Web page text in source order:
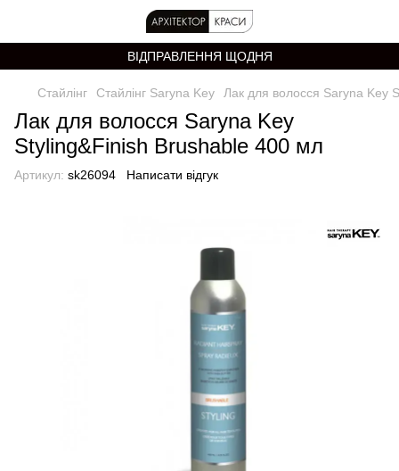
ВІДПРАВЛЕННЯ ЩОДНЯ
Стайлінг Стайлінг Saryna Key Лак для волосся Saryna Key
Лак для волосся Saryna Key
Styling&Finish Brushable 400 мл
Артикул: sk26094 Написати відгук